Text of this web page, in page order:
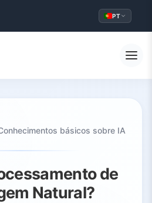
PT
básicos sobre IA
de
Natural?